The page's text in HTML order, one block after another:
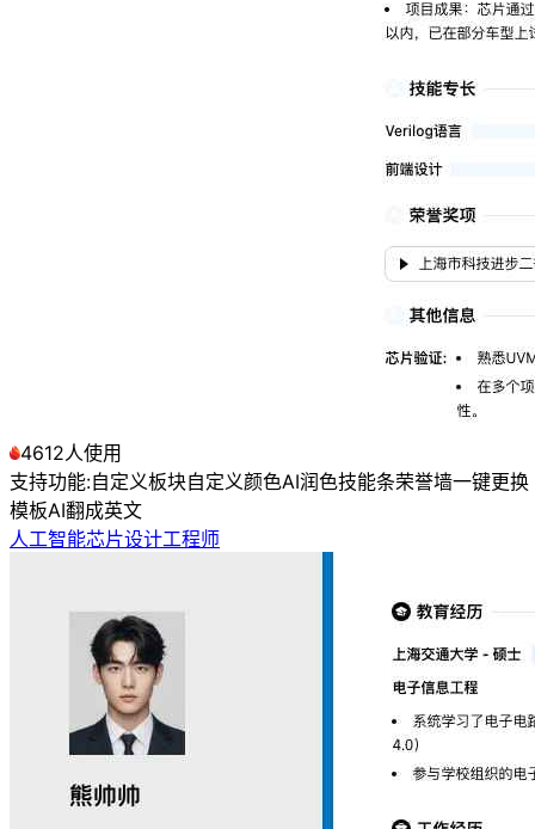
4612人使用
支持功能:自定义板块自定义颜色AI润色技能条荣誉墙一键更换
模板AI翻成英文
人工智能芯片设计工程师